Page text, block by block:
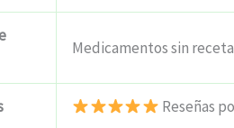
Medicamentos sin receta
Reseñas